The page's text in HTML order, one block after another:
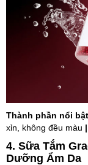
Thành phần nổi
xỉn, không đều màu
4. Sữa Tắm
Dưỡng Ẩm Da